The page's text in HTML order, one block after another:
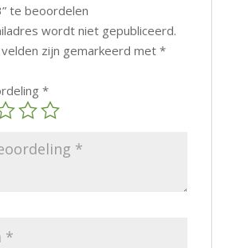
te beoordelen
wordt niet gepubliceerd.
zijn gemarkeerd met *
*